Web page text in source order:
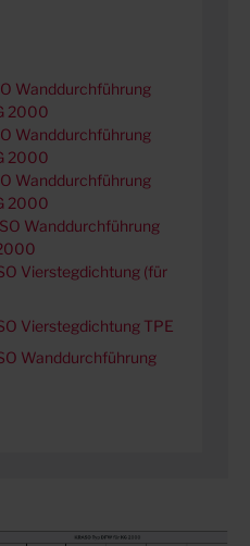
Wanddurchführung
2000
Wanddurchführung
2000
Wanddurchführung
2000
Wanddurchführung
Vierstegdichtung (für
Vierstegdichtung TPE
Wanddurchführung